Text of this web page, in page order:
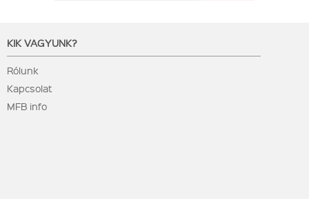
KIK VAGYUNK?
Rólunk
Kapcsolat
MFB info